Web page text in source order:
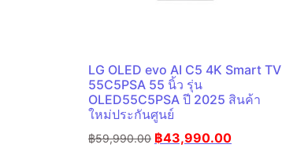
LG OLED evo AI C5 4K Smart TV
55C5PSA 55 นิ้ว รุ่น
OLED55C5PSA ปี 2025 สินค้า
ใหม่ประกันศูนย์
฿59,990.00 ฿43,990.00